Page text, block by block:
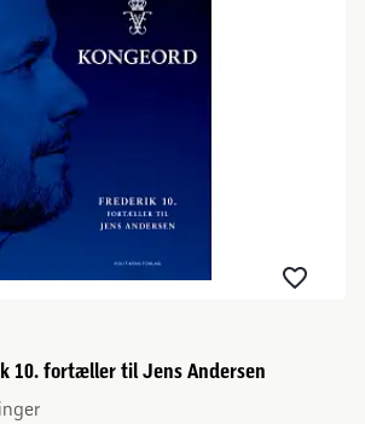
10. fortæller til Jens Andersen